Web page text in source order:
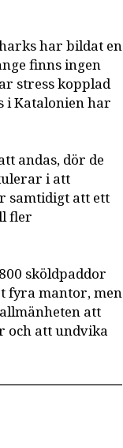
har bildat en
finns ingen
stress kopplad
i Katalonien har
andas, dör de
i att
samtidigt att ett
fler
sköldpaddor
fyra mantor, men
att
och att undvika